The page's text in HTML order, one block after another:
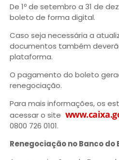
De 1º de setembro a 31 de
boleto de forma digital.
Caso seja necessária a
documentos também
plataforma.
O pagamento do boleto
renegociação.
Para mais informações, os
acessar o site
0800 726 0101.
Renegociação no Banco do